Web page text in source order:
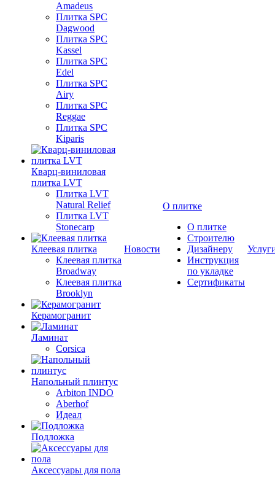
Amadeus
Плитка SPC
Dagwood
Плитка SPC
Kassel
Плитка SPC
Edel
Плитка SPC
Airy
Плитка SPC
Reggae
Плитка SPC
Kiparis
Кварц-виниловая
плитка LVT
Плитка LVT
Natural Relief
Плитка LVT
Stonecarp
Клеевая плитка
Клеевая плитка
Broadway
Клеевая плитка
Brooklyn
Керамогранит
Ламинат
Corsica
Напольный плинтус
Arbiton INDO
Aberhof
Идеал
Подложка
Аксессуары для пола
Новости
О плитке
О плитке
Строителю
Дизайнеру
Инструкция
по укладке
Сертификаты